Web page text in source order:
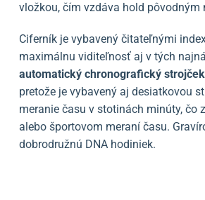
vložkou, čím vzdáva hold
Ciferník je vybavený čitateľnými
maximálnu viditeľnosť aj v tých
automatický chronografický
pretože je vybavený aj desiatkovou
meranie času v stotinách minúty,
alebo športovom meraní času.
dobrodružnú DNA hodiniek.